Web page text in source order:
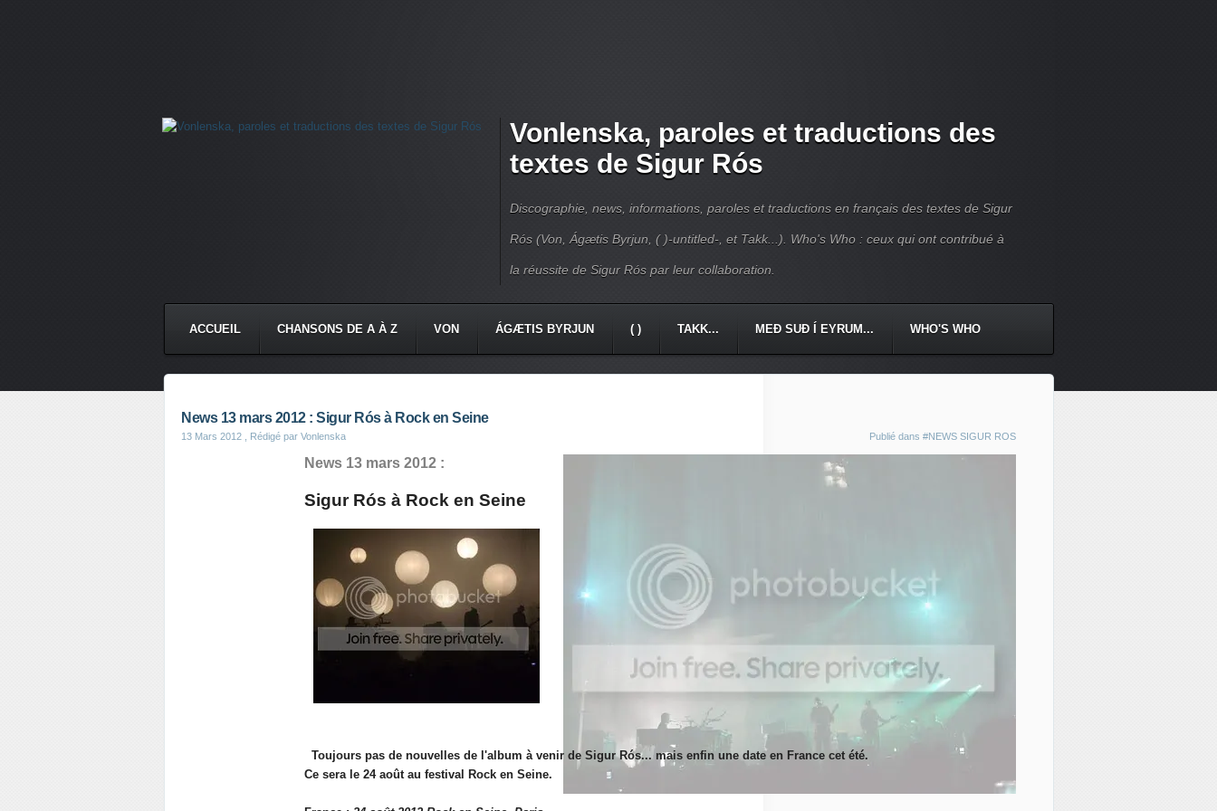
Vonlenska, paroles et traductions des
textes de Sigur Rós
Discographie, news, informations, paroles et traductions en français des textes de Sigur
Rós (Von, Ágætis Byrjun, ( )-untitled-, et Takk...). Who's Who : ceux qui ont contribué à
la réussite de Sigur Rós par leur collaboration.
ACCUEIL CHANSONS DE A À Z VON ÁGÆTIS BYRJUN ( ) TAKK... MEÐ SUÐ Í EYRUM... WHO'S WHO
News 13 mars 2012 : Sigur Rós à Rock en Seine
13 Mars 2012 , Rédigé par Vonlenska Publié dans #NEWS SIGUR ROS
News 13 mars 2012 :
Sigur Rós à Rock en Seine
Toujours pas de nouvelles de l'album à venir de Sigur Rós... mais enfin une date en France cet été.
Ce sera le 24 août au festival Rock en Seine.